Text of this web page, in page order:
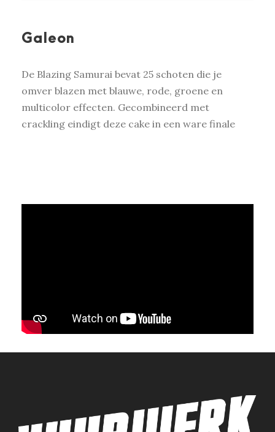
Galeon
De Blazing Samurai bevat 25 schoten die je
omver blazen met blauwe, rode, groene en
multicolor effecten. Gecombineerd met
crackling eindigt deze cake in een ware finale